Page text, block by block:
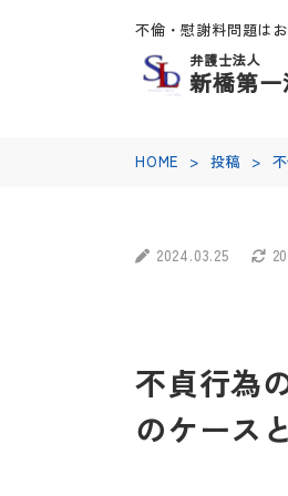
不倫・慰謝料問題は
弁護士法人
新橋第
HOME > 投稿 >
2024.03.25
不貞行為
のケース